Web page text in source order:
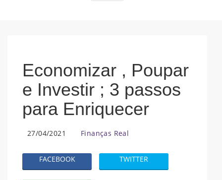
Economizar , Poupar
e Investir ; 3 passos
para Enriquecer
27/04/2021 Finanças Real
FACEBOOK TWITTER